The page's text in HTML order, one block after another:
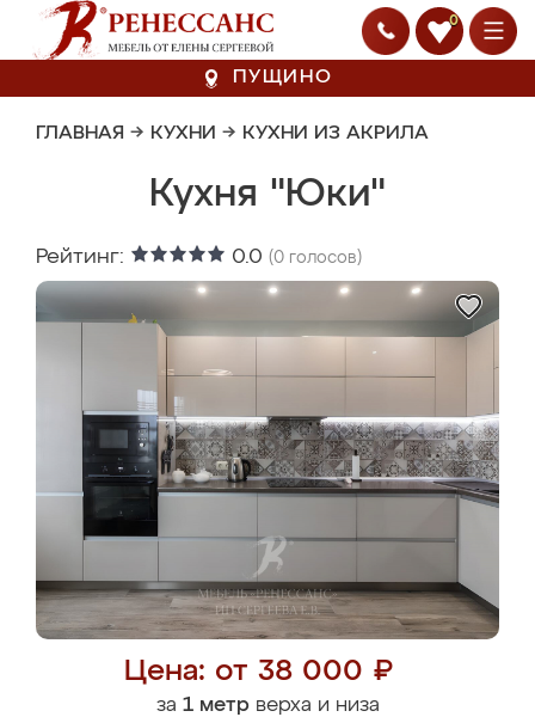
0
ПУЩИНО
ГЛАВНАЯ → КУХНИ → КУХНИ ИЗ АКРИЛА
Кухня "Юки"
Рейтинг: 0.0 (0 голосов)
Цена: от 38 000 ₽
за 1 метрверха и низа